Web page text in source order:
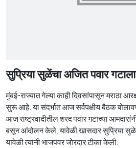
सुप्रिया सुळेंचा अजित पवार
मुंबई-राज्यात गेल्या काही दिवसांपासून मराठा
सुरू आहे. या संदर्भात आज सर्वपक्षीय बैठक
आज राष्ट्रवादीतील शरद पवार गटाच्या
बसून आंदोलन केले. यावेळी खासदार सुप्रिया सुळे
यावेळी त्यांनी भाजपवर जोरदार टीका केली.